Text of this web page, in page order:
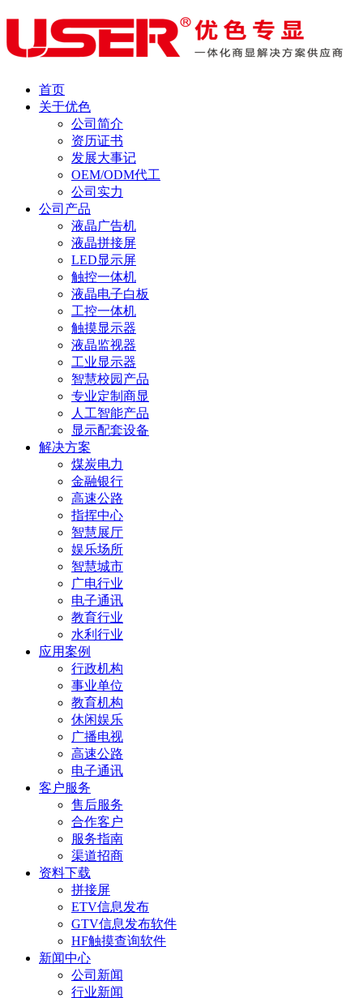
首页
关于优色
公司简介
资历证书
发展大事记
OEM/ODM代工
公司实力
公司产品
液晶广告机
液晶拼接屏
LED显示屏
触控一体机
液晶电子白板
工控一体机
触摸显示器
液晶监视器
工业显示器
智慧校园产品
专业定制商显
人工智能产品
显示配套设备
解决方案
煤炭电力
金融银行
高速公路
指挥中心
智慧展厅
娱乐场所
智慧城市
广电行业
电子通讯
教育行业
水利行业
应用案例
行政机构
事业单位
教育机构
休闲娱乐
广播电视
高速公路
电子通讯
客户服务
售后服务
合作客户
服务指南
渠道招商
资料下载
拼接屏
ETV信息发布
GTV信息发布软件
HF触摸查询软件
新闻中心
公司新闻
行业新闻